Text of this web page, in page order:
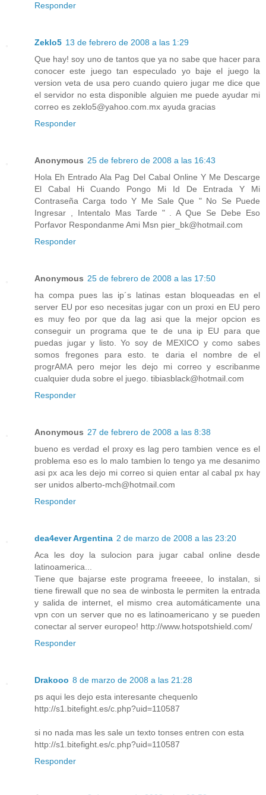
Responder
Zeklo5 13 de febrero de 2008 a las 1:29
Que hay! soy uno de tantos que ya no sabe que hacer para
conocer este juego tan especulado yo baje el juego la
version veta de usa pero cuando quiero jugar me dice que
el servidor no esta disponible alguien me puede ayudar mi
correo es zeklo5@yahoo.com.mx ayuda gracias
Responder
Anonymous 25 de febrero de 2008 a las 16:43
Hola Eh Entrado Ala Pag Del Cabal Online Y Me Descarge
El Cabal Hi Cuando Pongo Mi Id De Entrada Y Mi
Contraseña Carga todo Y Me Sale Que " No Se Puede
Ingresar , Intentalo Mas Tarde " . A Que Se Debe Eso
Porfavor Respondanme Ami Msn pier_bk@hotmail.com
Responder
Anonymous 25 de febrero de 2008 a las 17:50
ha compa pues las ip´s latinas estan bloqueadas en el
server EU por eso necesitas jugar con un proxi en EU pero
es muy feo por que da lag asi que la mejor opcion es
conseguir un programa que te de una ip EU para que
puedas jugar y listo. Yo soy de MEXICO y como sabes
somos fregones para esto. te daria el nombre de el
progrAMA pero mejor les dejo mi correo y escribanme
cualquier duda sobre el juego. tibiasblack@hotmail.com
Responder
Anonymous 27 de febrero de 2008 a las 8:38
bueno es verdad el proxy es lag pero tambien vence es el
problema eso es lo malo tambien lo tengo ya me desanimo
asi px aca les dejo mi correo si quien entar al cabal px hay
ser unidos alberto-mch@hotmail.com
Responder
dea4ever Argentina 2 de marzo de 2008 a las 23:20
Aca les doy la sulocion para jugar cabal online desde
latinoamerica...
Tiene que bajarse este programa freeeee, lo instalan, si
tiene firewall que no sea de winbosta le permiten la entrada
y salida de internet, el mismo crea automáticamente una
vpn con un server que no es latinoamericano y se pueden
conectar al server europeo! http://www.hotspotshield.com/
Responder
Drakooo 8 de marzo de 2008 a las 21:28
ps aqui les dejo esta interesante chequenlo
http://s1.bitefight.es/c.php?uid=110587
si no nada mas les sale un texto tonses entren con esta
http://s1.bitefight.es/c.php?uid=110587
Responder